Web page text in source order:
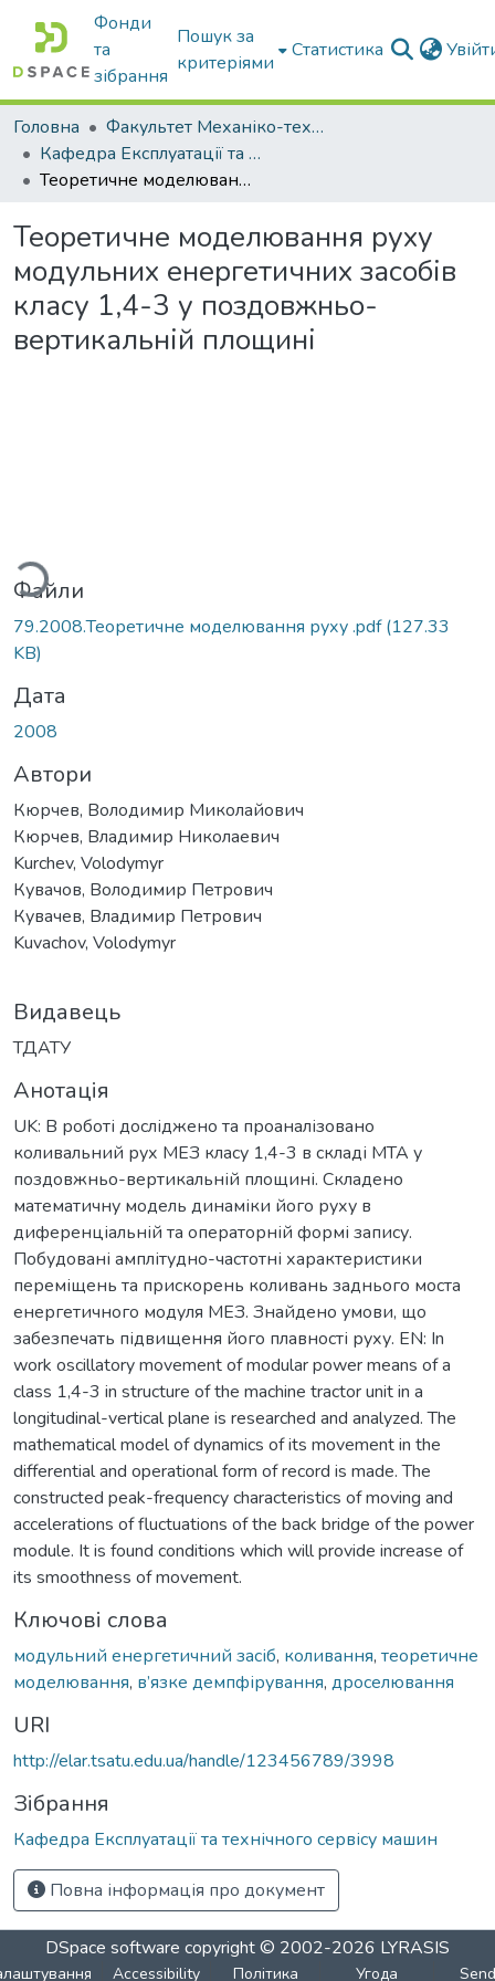
Фонди
та
зібрання
Пошук за
критеріями
Статистика
Головна
Факультет Механіко-технологічний
Кафедра Експлуатації та технічного сервісу машин
Теоретичне моделювання руху модульних енергетичних засобів класу 1,4-3 у поздовжньо-вертикальній площині
Теоретичне моделювання руху
модульних енергетичних засобів
класу 1,4-3 у поздовжньо-
вертикальній площині
Файли
79.2008.Теоретичне моделювання руху .pdf(127.33
KB)
Дата
2008
Автори
Кюрчев, Володимир Миколайович
Кюрчев, Владимир Николаевич
Kurchev, Volodymyr
Кувачов, Володимир Петрович
Кувачев, Владимир Петрович
Kuvachov, Volodymyr
Видавець
ТДАТУ
Анотація
UK: В роботі досліджено та проаналізовано
коливальний рух МЕЗ класу 1,4-3 в складі МТА у
поздовжньо-вертикальній площині. Складено
математичну модель динаміки його руху в
диференціальній та операторній формі запису.
Побудовані амплітудно-частотні характеристики
переміщень та прискорень коливань заднього моста
енергетичного модуля МЕЗ. Знайдено умови, що
забезпечать підвищення його плавності руху. EN: In
work oscillatory movement of modular power means of a
class 1,4-3 in structure of the machine tractor unit in a
longitudinal-vertical plane is researched and analyzed. The
mathematical model of dynamics of its movement in the
differential and operational form of record is made. The
constructed peak-frequency characteristics of moving and
accelerations of fluctuations of the back bridge of the power
module. It is found conditions which will provide increase of
its smoothness of movement.
Ключові слова
модульний енергетичний засіб, коливання, теоретичне
моделювання, в’язке демпфірування, дроселювання
URI
http://elar.tsatu.edu.ua/handle/123456789/3998
Зібрання
Кафедра Експлуатації та технічного сервісу машин
Повна інформація про документ
DSpace software copyright © 2002-2026 LYRASIS
Accessibility Політика Угода Send